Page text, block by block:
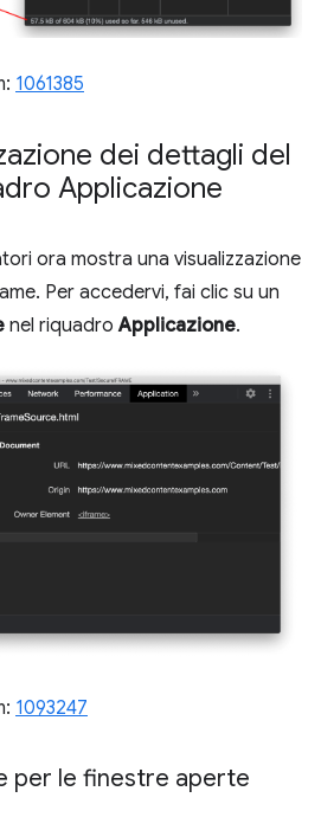
1061385
dei dettagli del
Applicazione
ora mostra una visualizzazione
Per accedervi, fai clic su un
nel riquadroApplicazione.
1093247
per le finestre aperte